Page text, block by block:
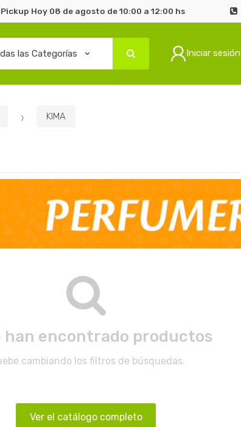
Hoy 08 de agosto de 10:00 a 12:00 hs
Iniciar sesión
KIMA
han encontrado productos
cambiando los filtros de búsquedas.
Ver el catálogo completo